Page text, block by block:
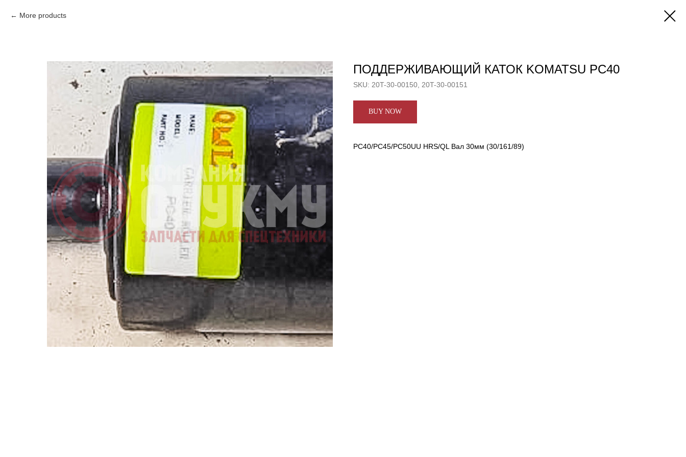
More products
ПОДДЕРЖИВАЮЩИЙ КАТОК KOMATSU PC40
SKU: 20T-30-00150, 20T-30-00151
BUY NOW
PC40/PC45/PC50UU HRS/QL Вал 30мм (30/161/89)